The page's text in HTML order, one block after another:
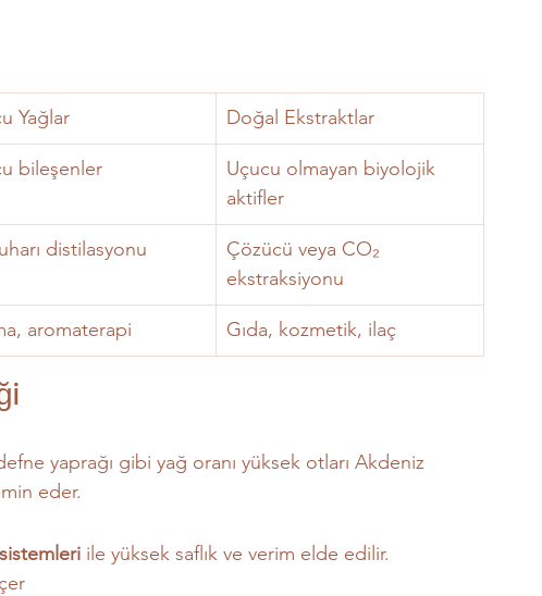
Yağlar Doğal Ekstraktlar
bileşenler
Uçucu olmayan biyolojik
aktifler
distilasyonu
Çözücü veya CO₂
ekstraksiyonu
aromaterapi Gıda, kozmetik, ilaç
yaprağı gibi yağ oranı yüksek otları Akdeniz
eder.
ile yüksek saflık ve verim elde edilir.